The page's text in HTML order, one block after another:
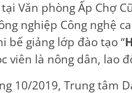
Văn phòng Ấp Chợ
nghiệp Công nghệ
bế giảng lớp đào tạo “
viên là nông dân, lao
10/2019, Trung tâm